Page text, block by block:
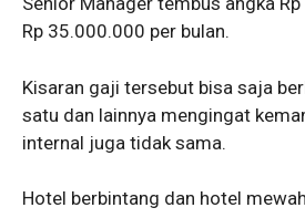
Rp 35.000.000 per bulan.
Kisaran gaji tersebut bisa saja
satu dan lainnya mengingat
internal juga tidak sama.
Hotel berbintang dan hotel